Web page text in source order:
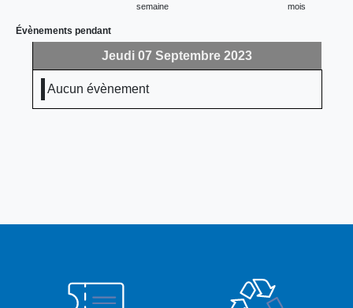
semaine mois
Évènements pendant
Jeudi 07 Septembre 2023
Aucun évènement